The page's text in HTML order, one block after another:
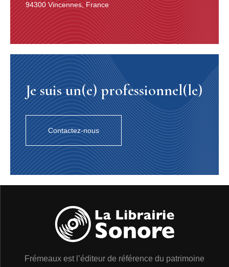
94300 Vincennes, France
Je suis un(e) professionnel(le)
Contactez-nous
Frémeaux est l’éditeur de référence du patrimoine